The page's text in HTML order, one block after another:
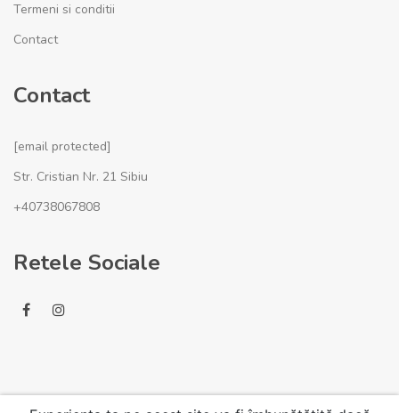
Termeni si conditii
Contact
Contact
[email protected]
Str. Cristian Nr. 21 Sibiu
+40738067808
Retele Sociale